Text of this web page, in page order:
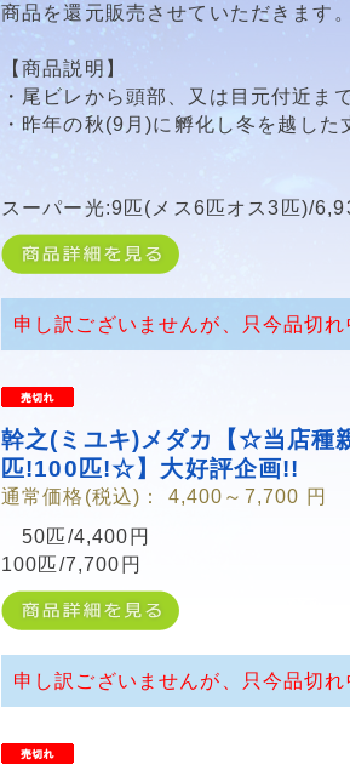
商品を還元販売させていただきます
【商品説明】
・尾ビレから頭部、又は目元付近ま
・昨年の秋(9月)に孵化し冬を越した
スーパー光:9匹(メス6匹オス3匹)/
申し訳ございませんが、只今品切
幹之(ミユキ)メダカ【☆当店種
匹!100匹!☆】大好評企画!!
通常価格(税込)： 4,400～7,700 円
50匹/4,400円
100匹/7,700円
申し訳ございませんが、只今品切